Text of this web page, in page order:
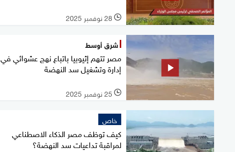
l 28 نوفمبر 2025
شرق أوسط
مصر تتهم إثيوبيا باتباع نهج عشوائي في
إدارة وتشغيل سد النهضة
l 25 نوفمبر 2025
خاص
كيف توظف مصر الذكاء الاصطناعي
لمراقبة تداعيات سد النهضة؟